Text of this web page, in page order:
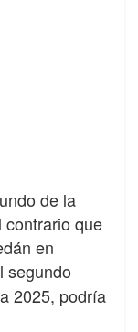
de la
contrario que
en
segundo
2025, podría